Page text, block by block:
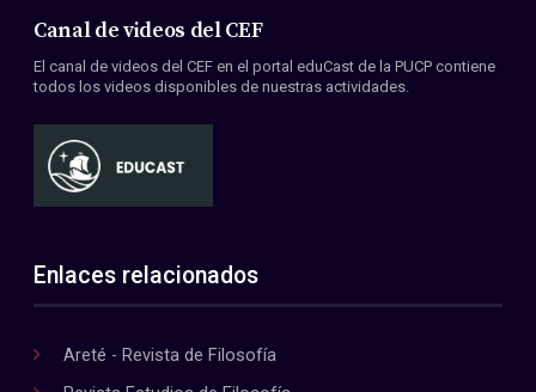
Canal de videos del CEF
El canal de videos del CEF en el portal eduCast de la PUCP contiene
todos los videos disponibles de nuestras actividades.
Enlaces relacionados
Areté - Revista de Filosofía